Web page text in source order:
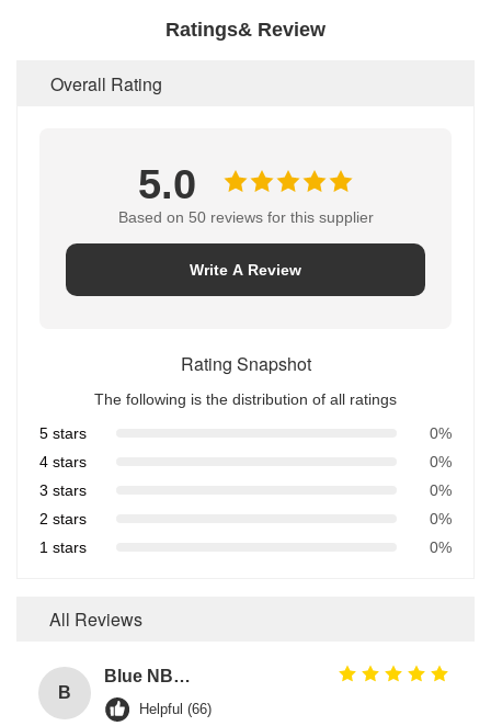
Ratings& Review
Overall Rating
5.0
Based on 50 reviews for this supplier
Write A Review
Rating Snapshot
The following is the distribution of all ratings
5 stars
0%
4 stars
0%
3 stars
0%
2 stars
0%
1 stars
0%
All Reviews
B
Blue NBR U Cup Ring Seal for Hydraulic Cylinders with Excellent Abrasion-Resistance and Good Rebound Resistance
Helpful (66)